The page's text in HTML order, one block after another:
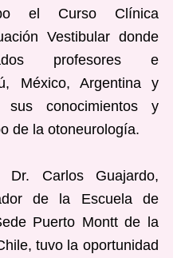
el Curso Clínica
Vestibular donde
profesores e
México, Argentina y
sus conocimientos y
de la otoneurología.
Carlos Guajardo,
de la Escuela de
Puerto Montt de la
tuvo la oportunidad